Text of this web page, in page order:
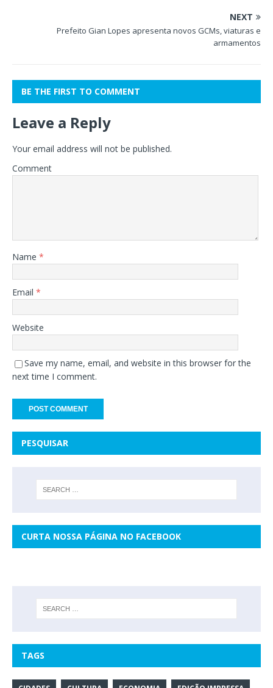
NEXT
Prefeito Gian Lopes apresenta novos GCMs, viaturas e
armamentos
BE THE FIRST TO COMMENT
Leave a Reply
Your email address will not be published.
Comment
Name *
Email *
Website
Save my name, email, and website in this browser for the
next time I comment.
PESQUISAR
CURTA NOSSA PÁGINA NO FACEBOOK
TAGS